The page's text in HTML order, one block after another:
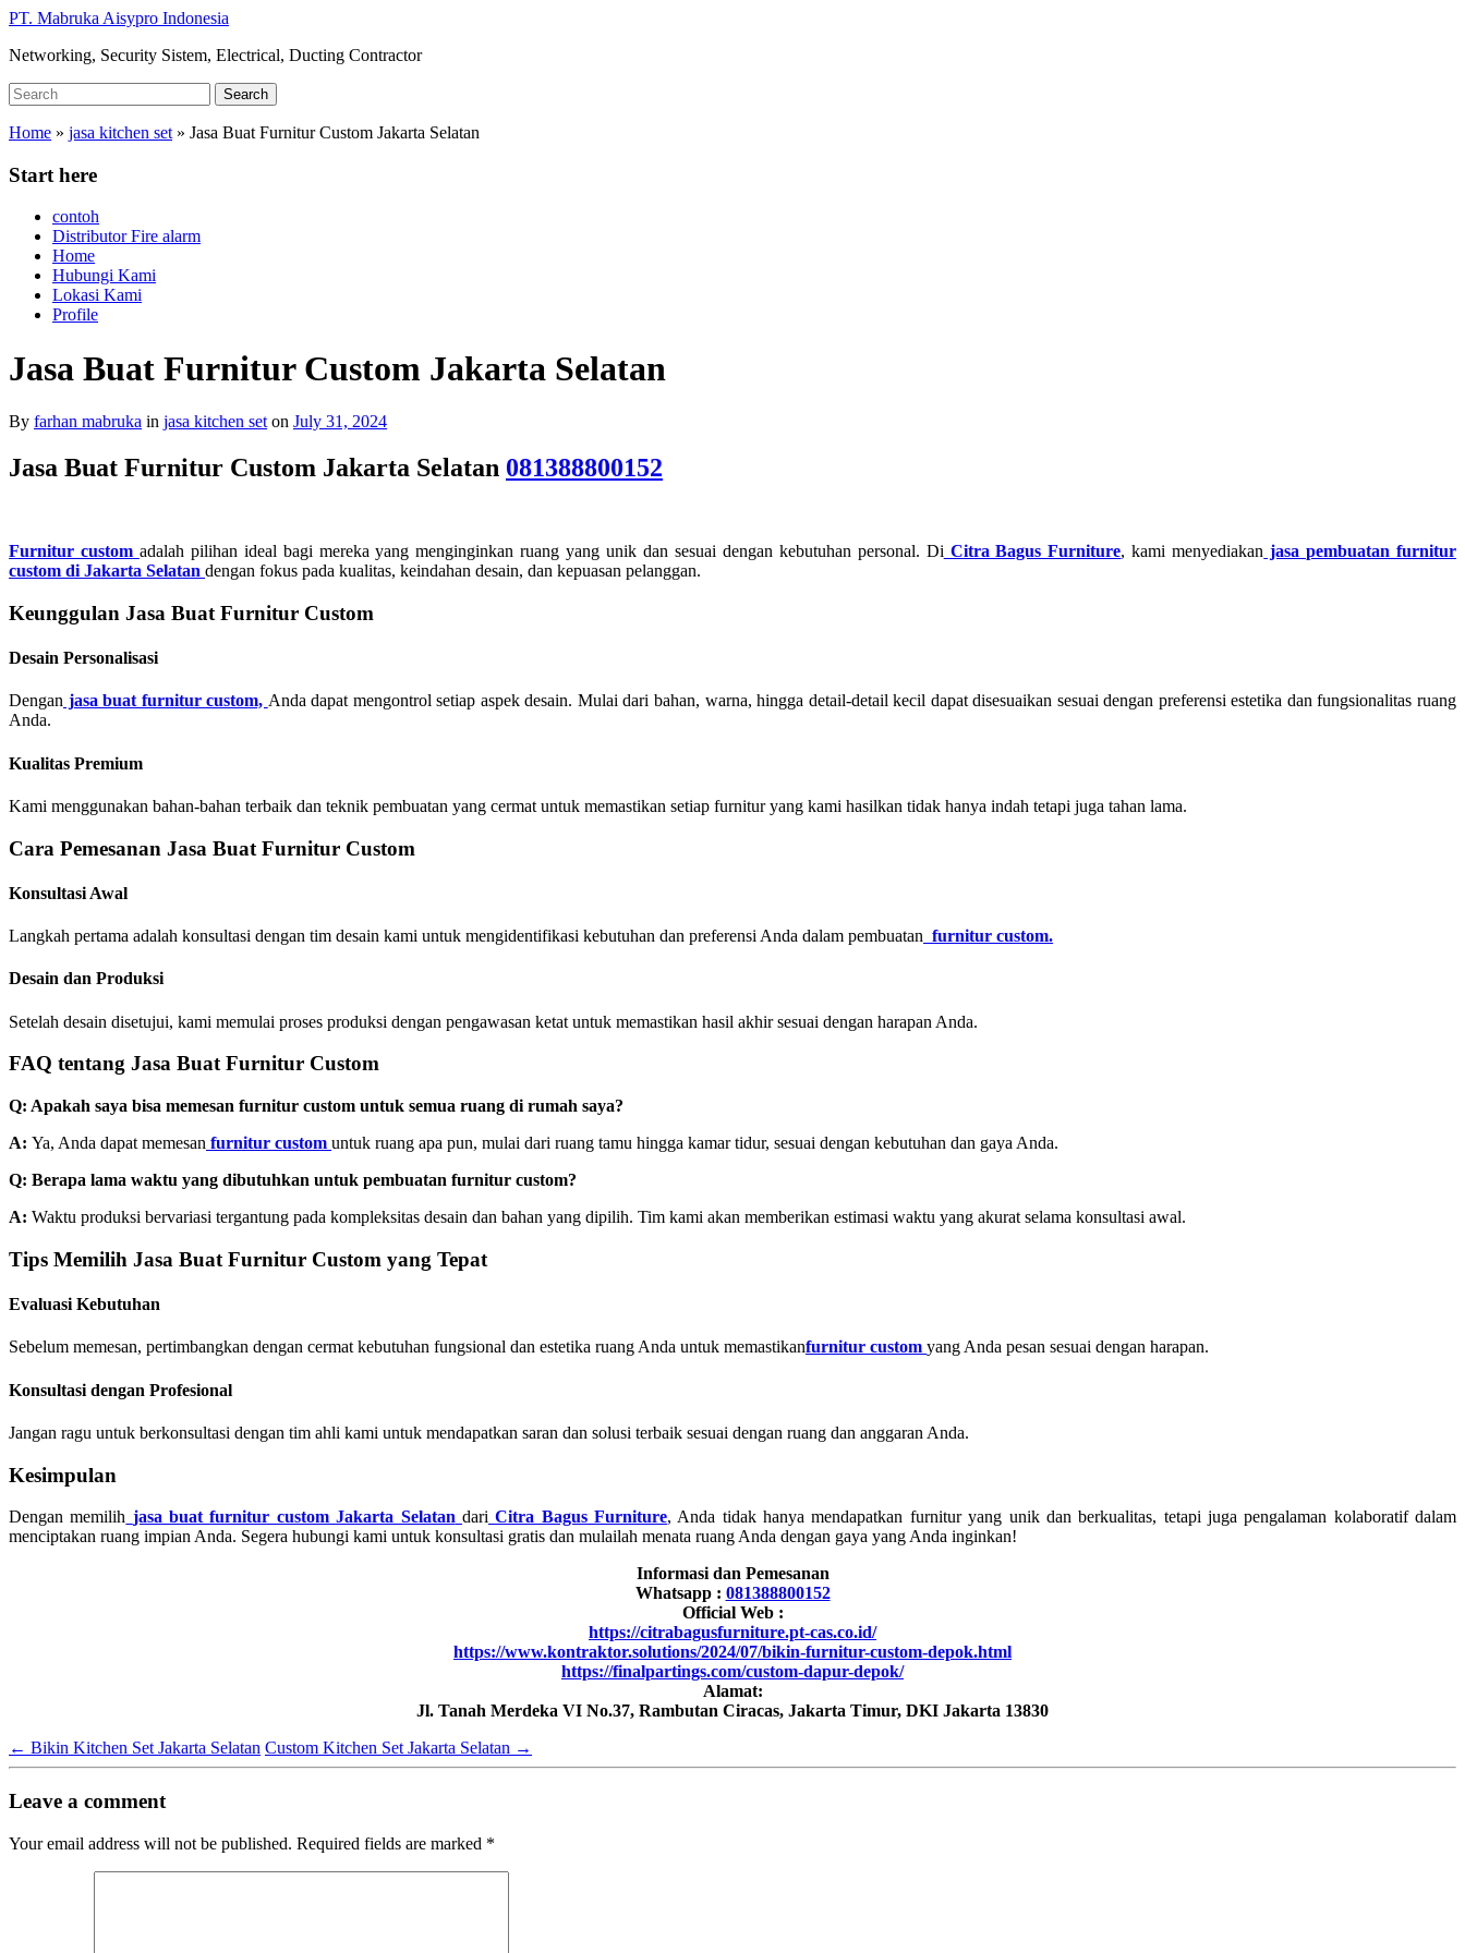
Skip
main
PT. Mabruka Aisypro Indonesia
Networking, Security Sistem, Electrical, Ducting Contractor
Search
for:
Search
Home » jasa kitchen set » Jasa Buat Furnitur Custom Jakarta Selatan
Start here
contoh
Distributor Fire alarm
Home
Hubungi Kami
Lokasi Kami
Profile
Jasa Buat Furnitur Custom Jakarta Selatan
By farhan mabruka in jasa kitchen set on July 31, 2024
Jasa Buat Furnitur Custom Jakarta Selatan 081388800152
Furnitur custom adalah pilihan ideal bagi mereka yang menginginkan ruang yang unik dan sesuai dengan kebutuhan personal. Di Citra Bagus Furniture, kami menyediakan jasa pembuatan furnitur
custom di Jakarta Selatan dengan fokus pada kualitas, keindahan desain, dan kepuasan pelanggan.
Keunggulan Jasa Buat Furnitur Custom
Desain Personalisasi
Dengan jasa buat furnitur custom, Anda dapat mengontrol setiap aspek desain. Mulai dari bahan, warna, hingga detail-detail kecil dapat disesuaikan sesuai dengan preferensi estetika dan fungsionalitas ruang
Anda.
Kualitas Premium
Kami menggunakan bahan-bahan terbaik dan teknik pembuatan yang cermat untuk memastikan setiap furnitur yang kami hasilkan tidak hanya indah tetapi juga tahan lama.
Cara Pemesanan Jasa Buat Furnitur Custom
Konsultasi Awal
Langkah pertama adalah konsultasi dengan tim desain kami untuk mengidentifikasi kebutuhan dan preferensi Anda dalam pembuatan furnitur custom.
Desain dan Produksi
Setelah desain disetujui, kami memulai proses produksi dengan pengawasan ketat untuk memastikan hasil akhir sesuai dengan harapan Anda.
FAQ tentang Jasa Buat Furnitur Custom
Q: Apakah saya bisa memesan furnitur custom untuk semua ruang di rumah saya?
A: Ya, Anda dapat memesan furnitur custom untuk ruang apa pun, mulai dari ruang tamu hingga kamar tidur, sesuai dengan kebutuhan dan gaya Anda.
Q: Berapa lama waktu yang dibutuhkan untuk pembuatan furnitur custom?
A: Waktu produksi bervariasi tergantung pada kompleksitas desain dan bahan yang dipilih. Tim kami akan memberikan estimasi waktu yang akurat selama konsultasi awal.
Tips Memilih Jasa Buat Furnitur Custom yang Tepat
Evaluasi Kebutuhan
Sebelum memesan, pertimbangkan dengan cermat kebutuhan fungsional dan estetika ruang Anda untuk memastikanfurnitur custom yang Anda pesan sesuai dengan harapan.
Konsultasi dengan Profesional
Jangan ragu untuk berkonsultasi dengan tim ahli kami untuk mendapatkan saran dan solusi terbaik sesuai dengan ruang dan anggaran Anda.
Kesimpulan
Dengan memilih jasa buat furnitur custom Jakarta Selatan dari Citra Bagus Furniture, Anda tidak hanya mendapatkan furnitur yang unik dan berkualitas, tetapi juga pengalaman kolaboratif dalam
menciptakan ruang impian Anda. Segera hubungi kami untuk konsultasi gratis dan mulailah menata ruang Anda dengan gaya yang Anda inginkan!
Informasi dan Pemesanan
Whatsapp : 081388800152
Official Web :
https://citrabagusfurniture.pt-cas.co.id/
https://www.kontraktor.solutions/2024/07/bikin-furnitur-custom-depok.html
https://finalpartings.com/custom-dapur-depok/
Alamat:
Jl. Tanah Merdeka VI No.37, Rambutan Ciracas, Jakarta Timur, DKI Jakarta 13830
← Bikin Kitchen Set Jakarta Selatan Custom Kitchen Set Jakarta Selatan →
Leave a comment
Your email address will not be published. Required fields are marked *